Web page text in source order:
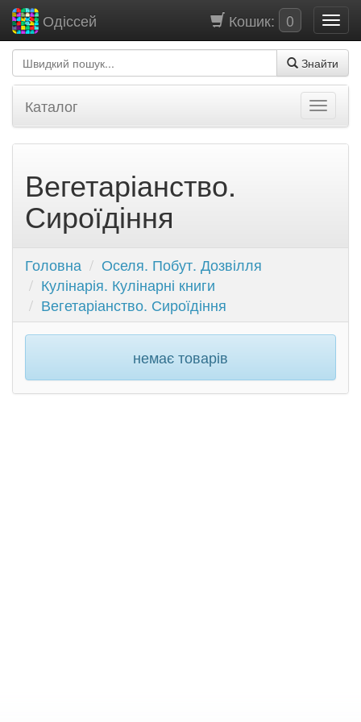
Кошик: 0
Одіссей
Знайти
Каталог
Вегетаріанство.
Сироїдіння
Головна
Оселя. Побут. Дозвілля
Кулінарія. Кулінарні книги
Вегетаріанство. Сироїдіння
немає товарів